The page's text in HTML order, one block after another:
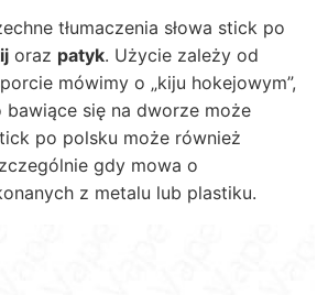
tłumaczenia słowa stick po
oraz patyk. Użycie zależy od
mówimy o „kiju hokejowym”,
się na dworze może
po polsku może również
gdy mowa o
z metalu lub plastiku.